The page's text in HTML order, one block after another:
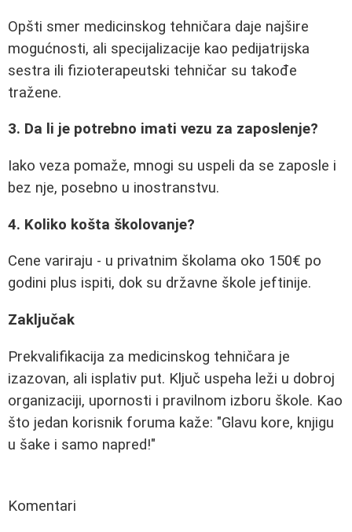
Opšti smer medicinskog tehničara daje najšire
mogućnosti, ali specijalizacije kao pedijatrijska
sestra ili fizioterapeutski tehničar su takođe
tražene.
3. Da li je potrebno imati vezu za zaposlenje?
Iako veza pomaže, mnogi su uspeli da se zaposle i
bez nje, posebno u inostranstvu.
4. Koliko košta školovanje?
Cene variraju - u privatnim školama oko 150€ po
godini plus ispiti, dok su državne škole jeftinije.
Zaključak
Prekvalifikacija za medicinskog tehničara je
izazovan, ali isplativ put. Ključ uspeha leži u dobroj
organizaciji, upornosti i pravilnom izboru škole. Kao
što jedan korisnik foruma kaže: "Glavu kore, knjigu
u šake i samo napred!"
Komentari